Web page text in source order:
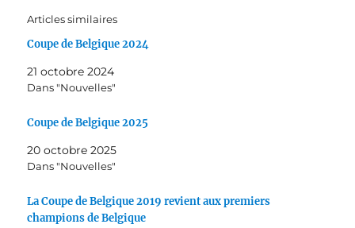
Articles similaires
Coupe de Belgique 2024
21 octobre 2024
Dans "Nouvelles"
Coupe de Belgique 2025
20 octobre 2025
Dans "Nouvelles"
La Coupe de Belgique 2019 revient aux premiers
champions de Belgique